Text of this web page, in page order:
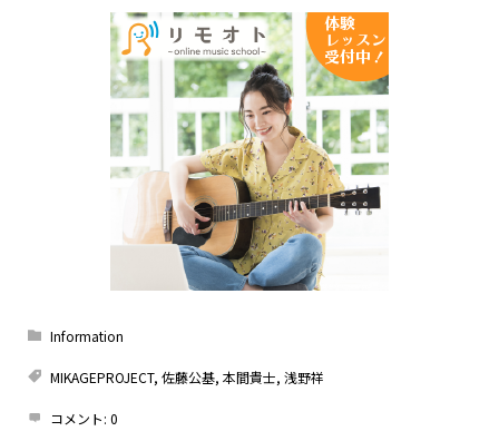
Information
MIKAGEPROJECT, 佐藤公基, 本間貴士, 浅野祥
コメント: 0